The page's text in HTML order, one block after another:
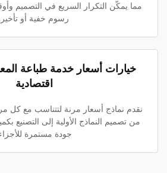
مما يمكّن التكرار السريع في التصميم
رسوم خفية أو تأخير.
خيارات أسعار خدمة طباعة
اقتصادية
نقدم نماذج أسعار مرنة لتتناسب مع كل
من تصميم النماذج الأولية إلى التصنيع
جودة مستمرة